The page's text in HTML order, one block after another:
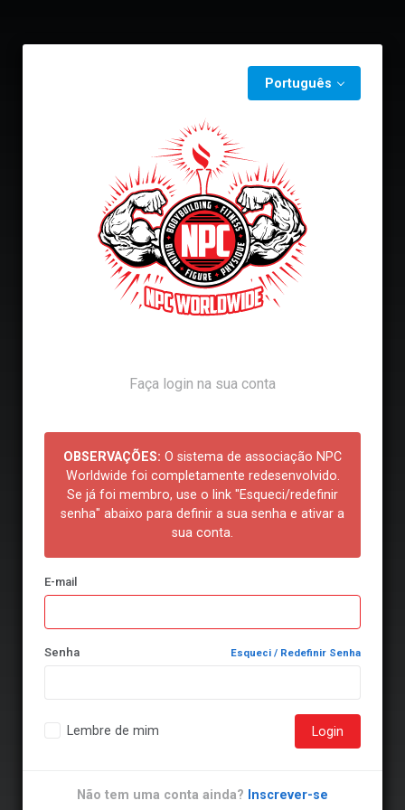
Português
Faça login na sua conta
OBSERVAÇÕES: O sistema de associação NPC
Worldwide foi completamente redesenvolvido.
Se já foi membro, use o link "Esqueci/redefinir
senha" abaixo para definir a sua senha e ativar a
sua conta.
E-mail
Senha Esqueci / Redefinir Senha
Lembre de mim Login
Não tem uma conta ainda? Inscrever-se